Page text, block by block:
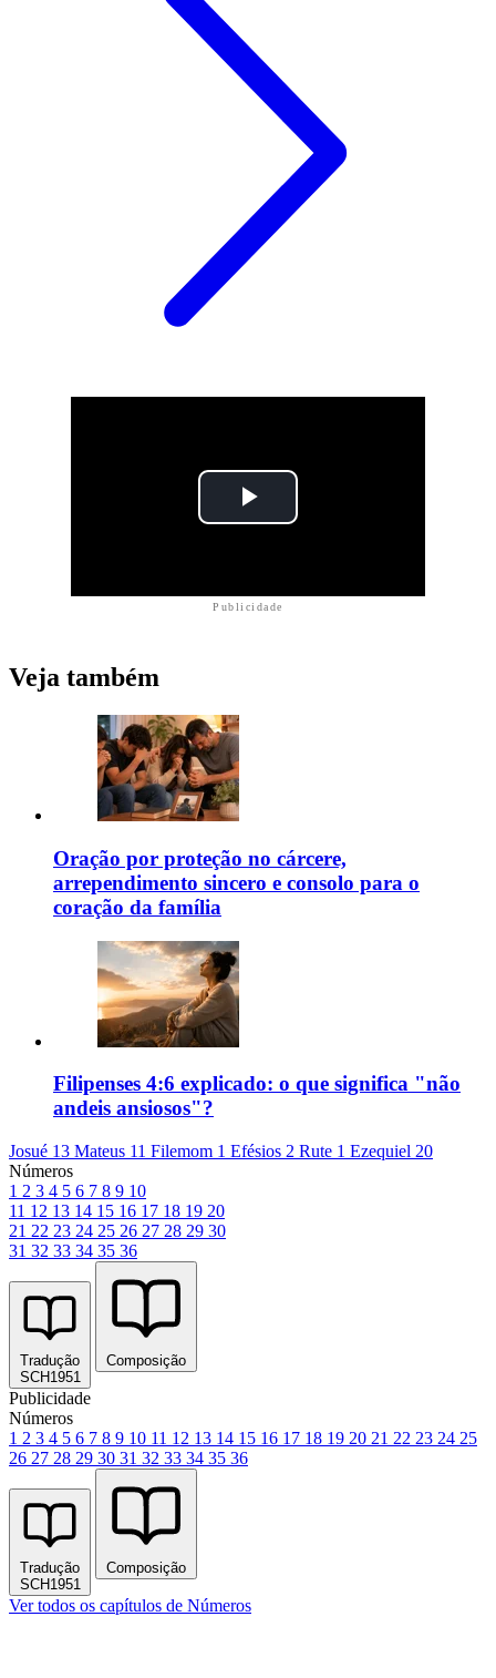
Publicidade
Veja também
Oração por proteção no cárcere,
arrependimento sincero e consolo para o
coração da família
Filipenses 4:6 explicado: o que significa "não
andeis ansiosos"?
Josué 13 Mateus 11 Filemom 1 Efésios 2 Rute 1 Ezequiel 20
Números
1 2 3 4 5 6 7 8 9 10
11 12 13 14 15 16 17 18 19 20
21 22 23 24 25 26 27 28 29 30
31 32 33 34 35 36
Tradução
SCH1951
Composição
Publicidade
Números
1 2 3 4 5 6 7 8 9 10 11 12 13 14 15 16 17 18 19 20 21 22 23 24 25
26 27 28 29 30 31 32 33 34 35 36
Tradução
SCH1951
Composição
Ver todos os capítulos de Números